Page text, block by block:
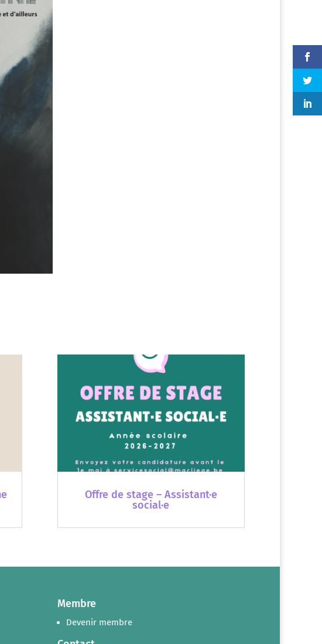
Offre de stage – Assistant·e
social·e
Membre
Devenir membre